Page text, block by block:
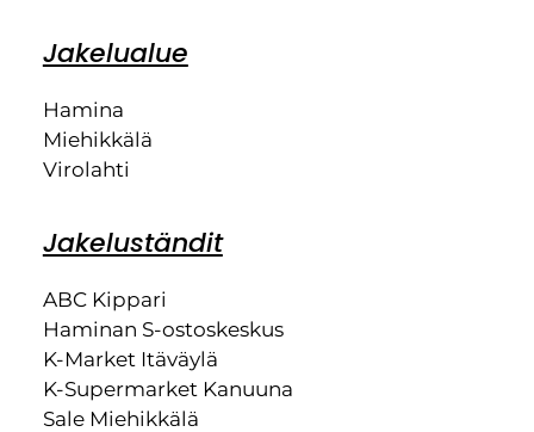
Jakelualue
Hamina
Miehikkälä
Virolahti
Jakeluständit
ABC Kippari
Haminan S-ostoskeskus
K-Market Itäväylä
K-Supermarket Kanuuna
Sale Miehikkälä